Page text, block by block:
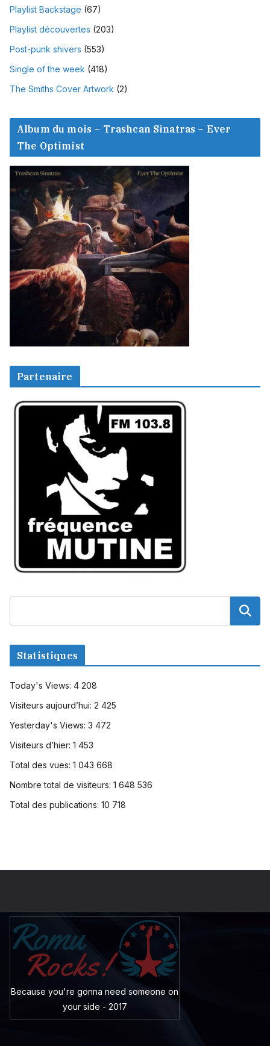
Playlist Backstage (67)
Playlist découvertes (203)
Post-punk shivers (553)
Single of the week (418)
The Smiths Cover Artwork (2)
Album du mois – Trashcan Sinatras – Ever
The Optimist
Partenaire
Statistiques
Today's Views: 4 208
Visiteurs aujourd’hui: 2 425
Yesterday's Views: 3 472
Visiteurs d’hier: 1 453
Total des vues: 1 043 668
Nombre total de visiteurs: 1 648 536
Total des publications: 10 718
Because you're gonna need someone on
your side - 2017